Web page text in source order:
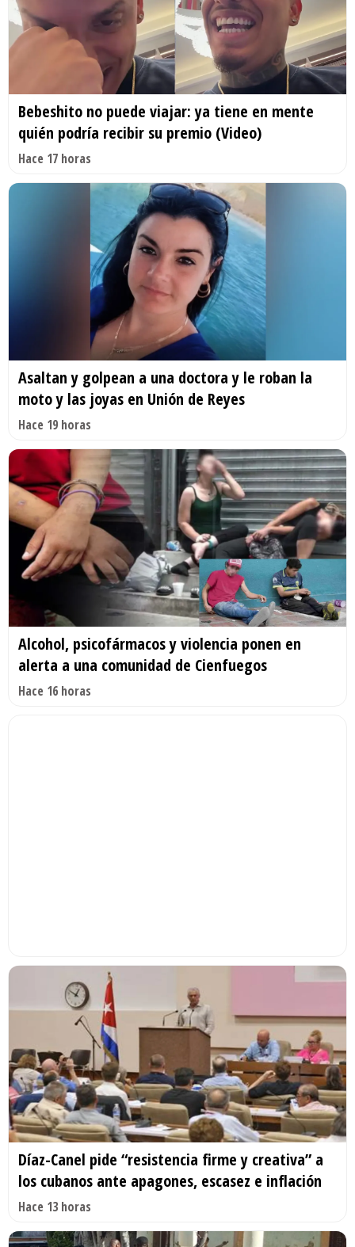
Bebeshito no puede viajar: ya tiene en mente
quién podría recibir su premio (Video)
Hace 17 horas
Asaltan y golpean a una doctora y le roban la
moto y las joyas en Unión de Reyes
Hace 19 horas
Alcohol, psicofármacos y violencia ponen en
alerta a una comunidad de Cienfuegos
Hace 16 horas
Díaz-Canel pide “resistencia firme y creativa” a
los cubanos ante apagones, escasez e inflación
Hace 13 horas